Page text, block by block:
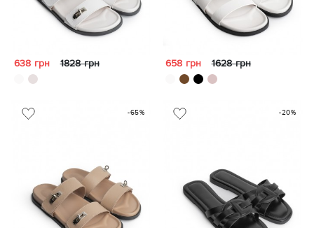
638 грн 1828 грн 658 грн 1628 грн
-65% -20%